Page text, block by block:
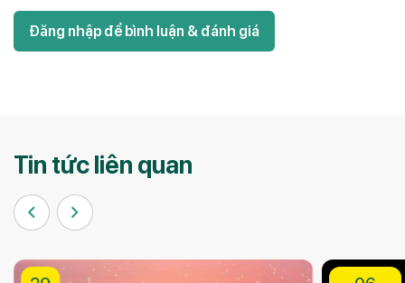
Đăng nhập để bình luận & đánh giá
Tin tức liên quan